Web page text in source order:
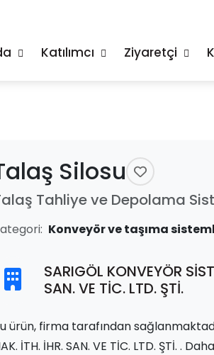
Katılımcı Ziyaretçi
Silosu
Tahliye ve Depolama
Konveyör ve taşıma
SARIGÖL KONVEYÖR
SAN. VE TİC. LTD. ŞTİ.
ürün, firma tarafından sağlanmaktadır
İTH. İHR. SAN. VE TİC. LTD. ŞTİ. .